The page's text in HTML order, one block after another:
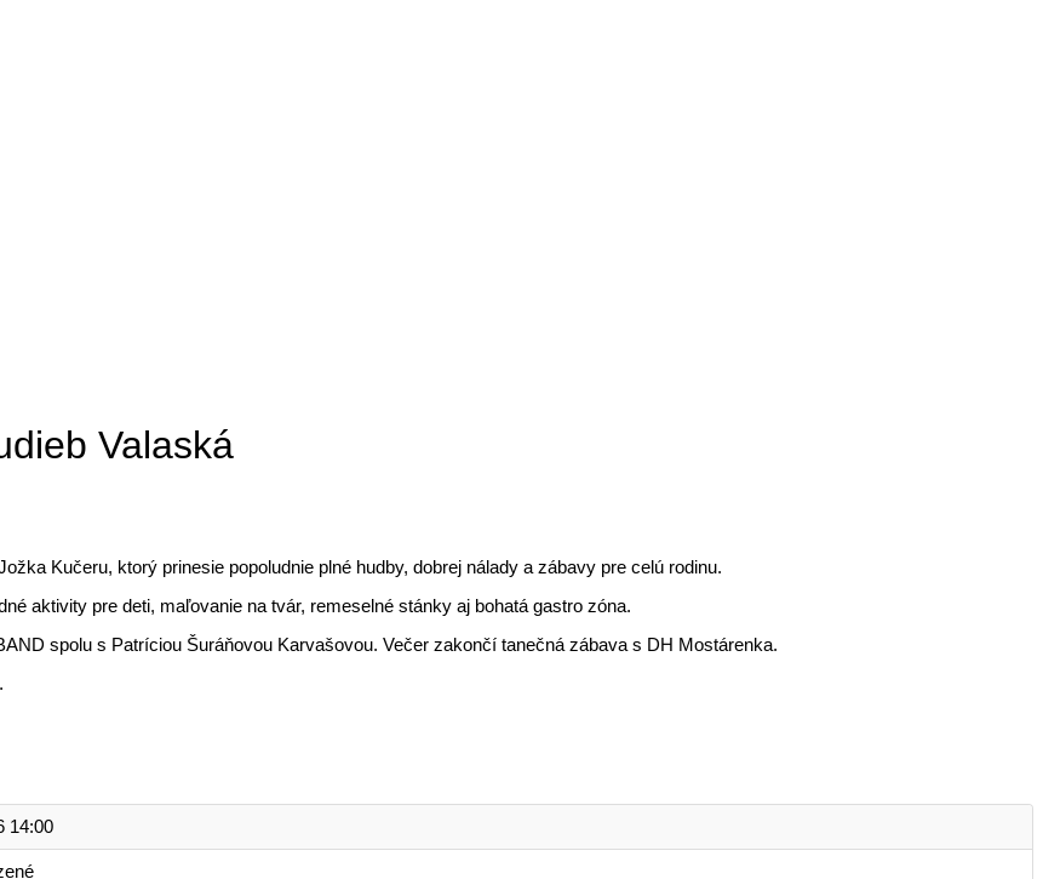
Valaská
Kučeru, ktorý prinesie popoludnie plné hudby, dobrej nálady a zábavy pre celú rodinu.
aktivity pre deti, maľovanie na tvár, remeselné stánky aj bohatá gastro zóna.
spolu s Patríciou Šuráňovou Karvašovou. Večer zakončí tanečná zábava s DH Mostárenka.
14:00